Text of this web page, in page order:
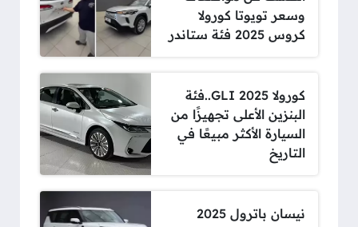
وسعر تويوتا كورولا
كروس 2025 فئة ستاندر
كورولا 2025 GLI..فئة
البنزين الأعلى تجهيزًا من
السيارة الأكثر مبيعًا في
التاريخ
نيسان باترول 2025